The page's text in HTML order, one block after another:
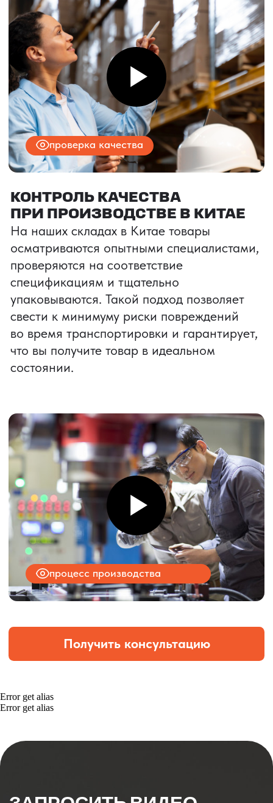
Error get alias
Error get alias